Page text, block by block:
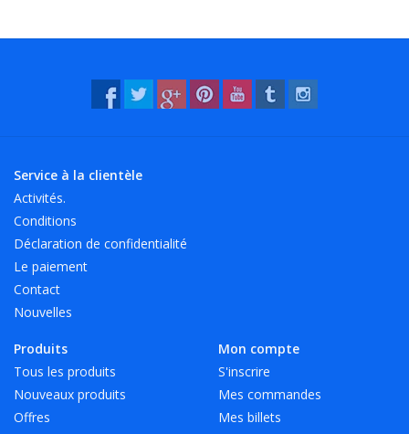
Cela s'applique à toutes les couleurs!
Service à la clientèle
Activités.
Conditions
Déclaration de confidentialité
Le paiement
Contact
Nouvelles
Produits
Tous les produits
Nouveaux produits
Offres
Mon compte
S'inscrire
Mes commandes
Mes billets